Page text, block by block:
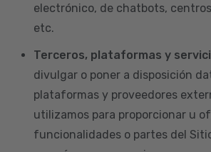
electrónico, de chatbots,
etc.
Terceros, plataformas y
divulgar o poner a disposición
plataformas y proveedores
utilizamos para proporcionar u
funcionalidades o partes del